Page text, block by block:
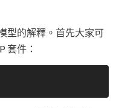
型的解釋。首先大家可
套件：